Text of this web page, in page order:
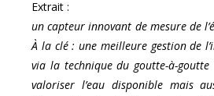
Extrait :
un capteur innovant de mesure de
À la clé : une meilleure gestion de
via la technique du goutte-à-
valoriser l’eau disponible mais